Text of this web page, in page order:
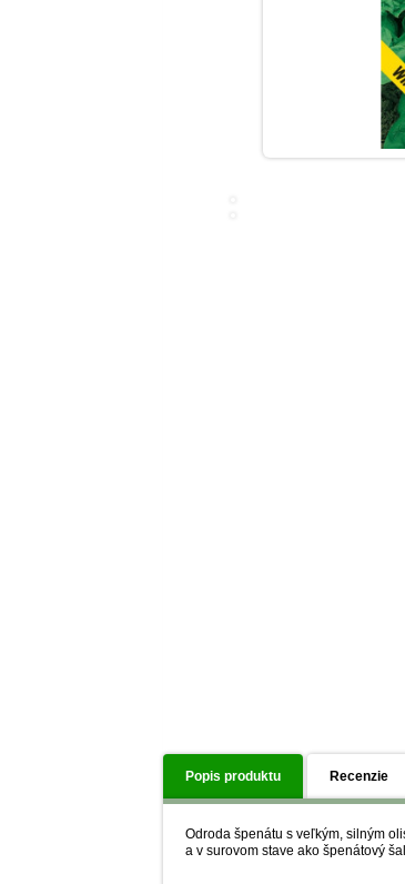
Popis produktu Recenzie
Odroda špenátu s veľkým, silným
a v surovom stave ako špenátový